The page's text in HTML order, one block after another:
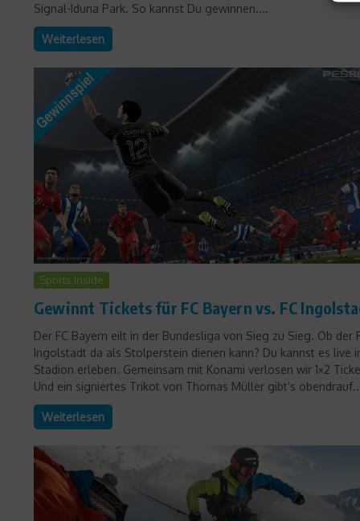
Signal-Iduna Park. So kannst Du gewinnen....
Weiterlesen
Sports Inside
Gewinnt Tickets für FC Bayern vs. FC
Der FC Bayern eilt in der Bundesliga von Sieg zu Sieg. Ob der
Ingolstadt da als Stolperstein dienen kann? Du kannst es live
Stadion erleben. Gemeinsam mit Konami verlosen wir 1×2
Und ein signiertes Trikot von Thomas Müller gibt’s
Weiterlesen